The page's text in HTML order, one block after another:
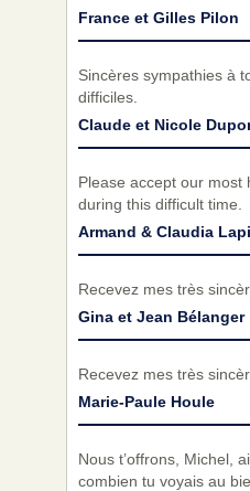
France et Gilles Pilon
Sincères sympathies à
difficiles.
Claude et Nicole
Please accept our
during this difficult time.
Armand & Claudia
Recevez mes très
Gina et Jean Bélanger
Recevez mes très
Marie-Paule Houle
Nous t’offrons, Michel,
combien tu voyais au